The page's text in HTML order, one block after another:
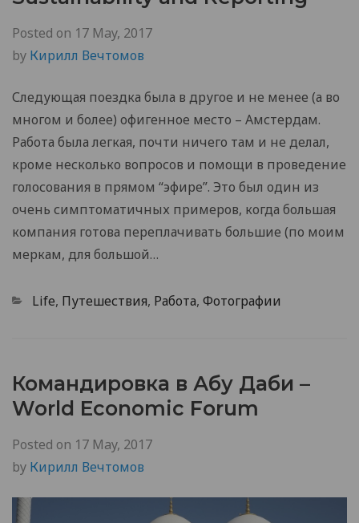
Posted on 17 May, 2017
by Кирилл Вечтомов
Следующая поездка была в другое и не менее (а во
многом и более) офигенное место – Амстердам.
Работа была легкая, почти ничего там и не делал,
кроме несколько вопросов и помощи в проведение
голосования в прямом “эфире”. Это был один из
очень симптоматичных примеров, когда большая
компания готова переплачивать большие (по моим
меркам, для большой…
Categories
Life, Путешествия, Работа, Фотографии
Командировка в Абу Даби –
World Economic Forum
Posted on 17 May, 2017
by Кирилл Вечтомов